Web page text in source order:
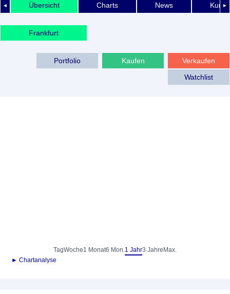
◄ ►
Übersicht Charts News
Frankfurt
Verkaufen
Kaufen
Portfolio
Watchlist
TagWoche1 Monat6 Mon.1 Jahr3 Jahre Max.
► Chartanalyse